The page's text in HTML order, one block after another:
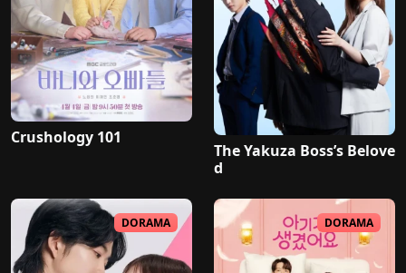
Crushology 101
The Yakuza Boss’s Belove
d
DORAMA DORAMA